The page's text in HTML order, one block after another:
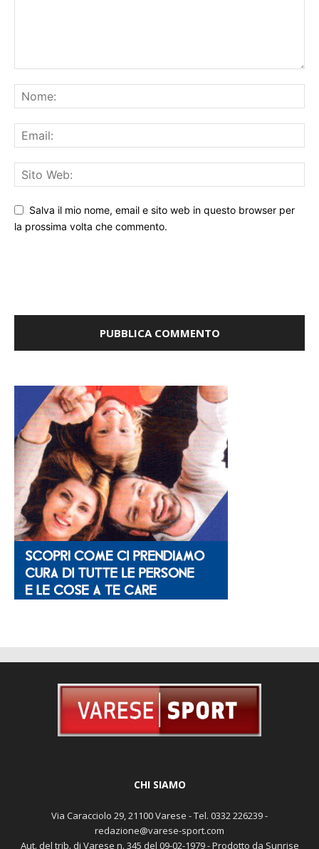
Salva il mio nome, email e sito web in questo browser per
la prossima volta che commento.
CHI SIAMO
Via Caracciolo 29, 21100 Varese - Tel. 0332 226239 -
redazione@varese-sport.com
Aut. del trib. di Varese n. 345 del 09-02-1979 - Prodotto da Sunrise